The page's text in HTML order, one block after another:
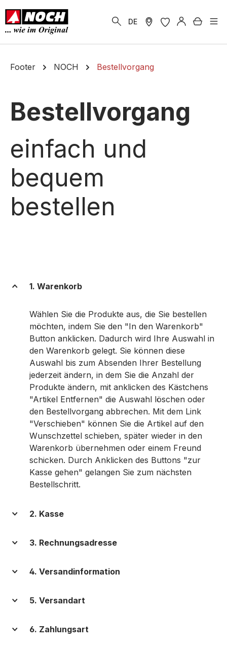
springen
DE
Footer NOCH Bestellvorgang
Bestellvorgang
einfach und
bequem
bestellen
1. Warenkorb
Wählen Sie die Produkte aus, die Sie bestellen
möchten, indem Sie den "In den Warenkorb"
Button anklicken. Dadurch wird Ihre Auswahl in
den Warenkorb gelegt. Sie können diese
Auswahl bis zum Absenden Ihrer Bestellung
jederzeit ändern, in dem Sie die Anzahl der
Produkte ändern, mit anklicken des Kästchens
"Artikel Entfernen" die Auswahl löschen oder
den Bestellvorgang abbrechen. Mit dem Link
"Verschieben" können Sie die Artikel auf den
Wunschzettel schieben, später wieder in den
Warenkorb übernehmen oder einem Freund
schicken. Durch Anklicken des Buttons "zur
Kasse gehen" gelangen Sie zum nächsten
Bestellschritt.
2. Kasse
3. Rechnungsadresse
4. Versandinformation
5. Versandart
6. Zahlungsart